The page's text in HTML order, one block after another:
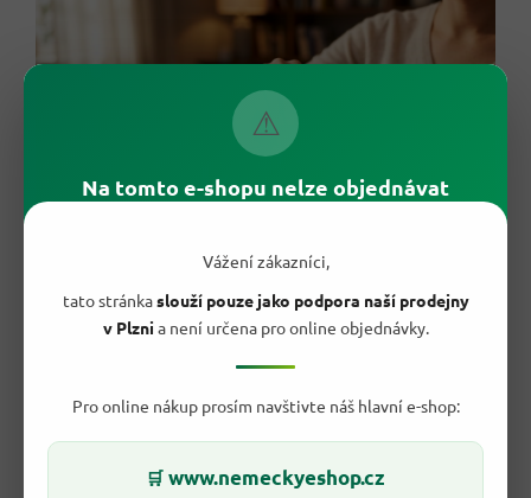
⚠
Na tomto e-shopu nelze objednávat
Vážení zákazníci,
tato stránkaslouží pouze jako podpora naší prodejny
v Plznia není určena pro online objednávky.
Pro online nákup prosím navštivte náš hlavní e-shop:
🛒 www.nemeckyeshop.cz
Čtverečekjemné mléčné čokoládydokáže zázraky s náladou.
Je tomalá odměnapo náročném dni,společník k šálku kávy
pohlazením, na která se člověk celý den těší — a 90gramová